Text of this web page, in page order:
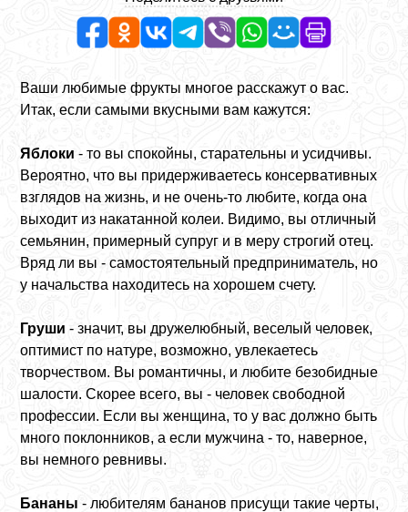
Ваши любимые фрукты многое расскажут о вас.
Итак, если самыми вкусными вам кажутся:
Яблоки - то вы спокойны, старательны и усидчивы.
Вероятно, что вы придерживаетесь консервативных
взглядов на жизнь, и не очень-то любите, когда она
выходит из накатанной колеи. Видимо, вы отличный
семьянин, примерный супруг и в меру строгий отец.
Вряд ли вы - самостоятельный предприниматель, но
у начальства находитесь на хорошем счету.
Груши - значит, вы дружелюбный, веселый человек,
оптимист по натуре, возможно, увлекаетесь
творчеством. Вы романтичны, и любите безобидные
шалости. Скорее всего, вы - человек свободной
профессии. Если вы женщина, то у вас должно быть
много поклонников, а если мужчина - то, наверное,
вы немного ревнивы.
Бананы - любителям бананов присущи такие черты,